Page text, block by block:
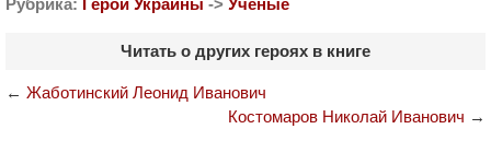
Читать о других героях в книге
← Жаботинский Леонид Иванович
Костомаров Николай Иванович →